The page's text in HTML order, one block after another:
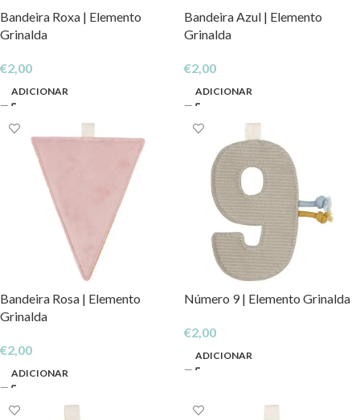
Bandeira Roxa | Elemento
Grinalda
€2,00
ADICIONAR
Bandeira Azul | Elemento
Grinalda
€2,00
ADICIONAR
Bandeira Rosa | Elemento
Grinalda
€2,00
ADICIONAR
Número 9 | Elemento Grinalda
€2,00
ADICIONAR